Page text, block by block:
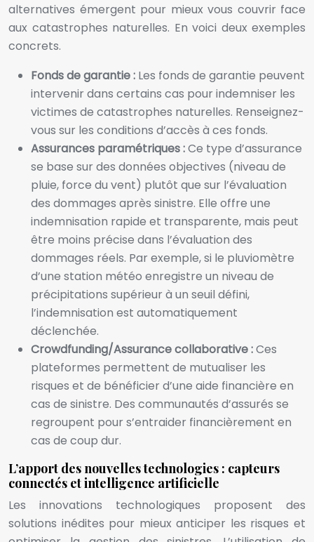
alternatives émergent pour mieux vous couvrir face
aux catastrophes naturelles. En voici deux exemples
concrets.
Fonds de garantie : Les fonds de garantie peuvent
intervenir dans certains cas pour indemniser les
victimes de catastrophes naturelles. Renseignez-
vous sur les conditions d’accès à ces fonds.
Assurances paramétriques :Ce type d’assurance
se base sur des données objectives (niveau de
pluie, force du vent) plutôt que sur l’évaluation
des dommages après sinistre. Elle offre une
indemnisation rapide et transparente, mais peut
être moins précise dans l’évaluation des
dommages réels. Par exemple, si le pluviomètre
d’une station météo enregistre un niveau de
précipitations supérieur à un seuil défini,
l’indemnisation est automatiquement
déclenchée.
Crowdfunding/Assurance collaborative :Ces
plateformes permettent de mutualiser les
risques et de bénéficier d’une aide financière en
cas de sinistre. Des communautés d’assurés se
regroupent pour s’entraider financièrement en
cas de coup dur.
L’apport des nouvelles technologies : capteurs
connectés et intelligence artificielle
Les innovations technologiques proposent des
solutions inédites pour mieux anticiper les risques et